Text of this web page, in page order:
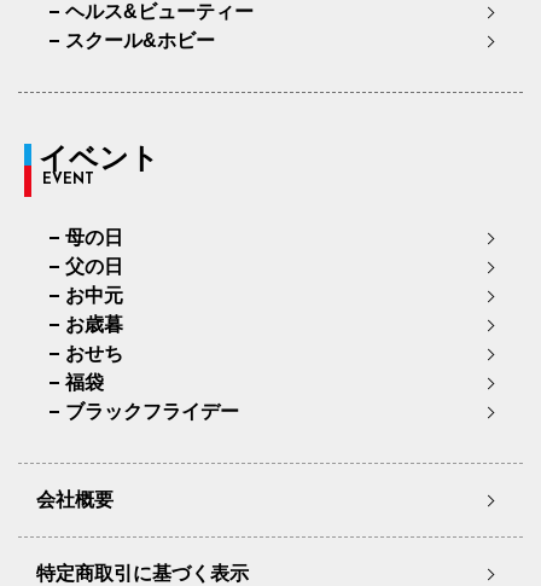
ヘルス&ビューティー
スクール&ホビー
イベント
EVENT
母の日
父の日
お中元
お歳暮
おせち
福袋
ブラックフライデー
会社概要
特定商取引に基づく表示